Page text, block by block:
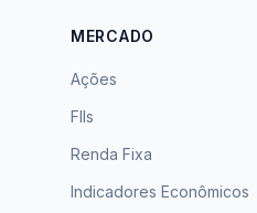
MERCADO
Ações
FIIs
Renda Fixa
Indicadores Econômicos